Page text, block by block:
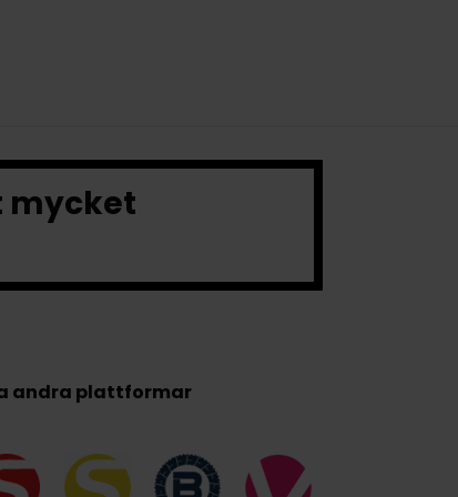
mycket
andra plattformar